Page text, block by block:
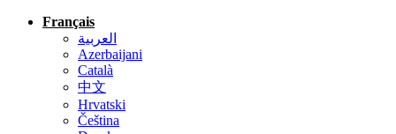
Français
العربية
Azerbaijani
Català
中文
Hrvatski
Čeština